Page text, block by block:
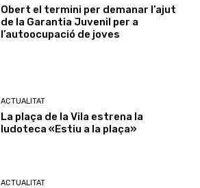
Obert el termini per demanar l’ajut
de la Garantia Juvenil per a
l’autoocupació de joves
ACTUALITAT
La plaça de la Vila estrena la
ludoteca «Estiu a la plaça»
ACTUALITAT